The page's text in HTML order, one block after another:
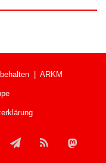
| ARKM
TelegramRSS